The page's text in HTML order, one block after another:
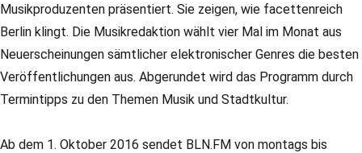
Musikproduzenten präsentiert. Sie zeigen, wie facettenreich
Berlin klingt. Die Musikredaktion wählt vier Mal im Monat aus
Neuerscheinungen sämtlicher elektronischer Genres die besten
Veröffentlichungen aus. Abgerundet wird das Programm durch
Termintipps zu den Themen Musik und Stadtkultur.
Ab dem 1. Oktober 2016 sendet BLN.FM von montags bis